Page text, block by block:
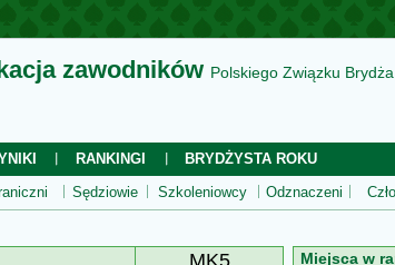
zawodników Polskiego Związku
RANKINGI
BRYDŻYSTA ROKU
Sędziowie Szkoleniowcy Odznaczeni
MK5 Miejsca w